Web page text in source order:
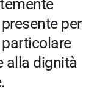
per
alla dignità